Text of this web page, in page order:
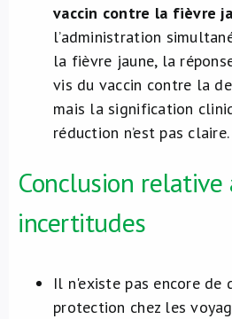
vaccin contre la fièvre
l’administration
la fièvre jaune, la
vis du vaccin contre la
mais la signification
réduction n’est pas claire.
Conclusion relative
incertitudes
Il n'existe pas encore de
protection chez les